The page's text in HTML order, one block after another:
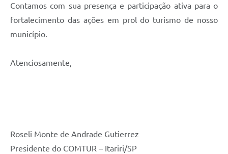
Contamos com sua presença e participação ativa para o
fortalecimento das ações em prol do turismo de nosso
município.
Atenciosamente,
Roseli Monte de Andrade Gutierrez
Presidente do COMTUR – Itariri/SP